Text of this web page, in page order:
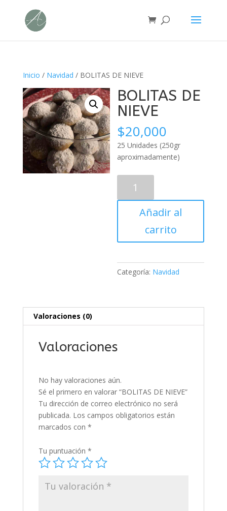
Inicio / Navidad / BOLITAS DE NIEVE
BOLITAS DE
NIEVE
$20,000
25 Unidades (250gr
aproximadamente)
NIEVE
cantidadAñadir al
carrito
Categoría: Navidad
Valoraciones (0)
Valoraciones
No hay valoraciones aún.
Sé el primero en valorar “BOLITAS DE NIEVE”
Tu dirección de correo electrónico no será
publicada. Los campos obligatorios están
marcados con *
Tu puntuación *